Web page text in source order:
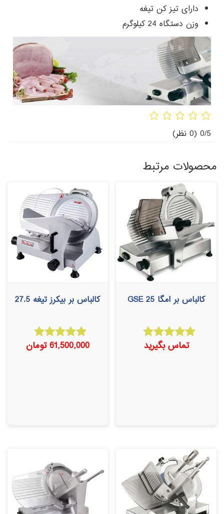
دارای تیز کن تیغه
وزن دستگاه 24 کیلوگرم
0/5 (0 نظر)
محصولات مرتبط
کالباس بر امگا GSE 25
امتیاز
5.00
تماس بگیرید
کالباس بر بیکرز تیغه 27.5
امتیاز
5.00
61,500,000تومان